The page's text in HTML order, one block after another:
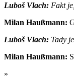
Luboš Vlach: Fakt
Milan Haußmann:
Luboš Vlach: Tady
Milan Haußmann:
»